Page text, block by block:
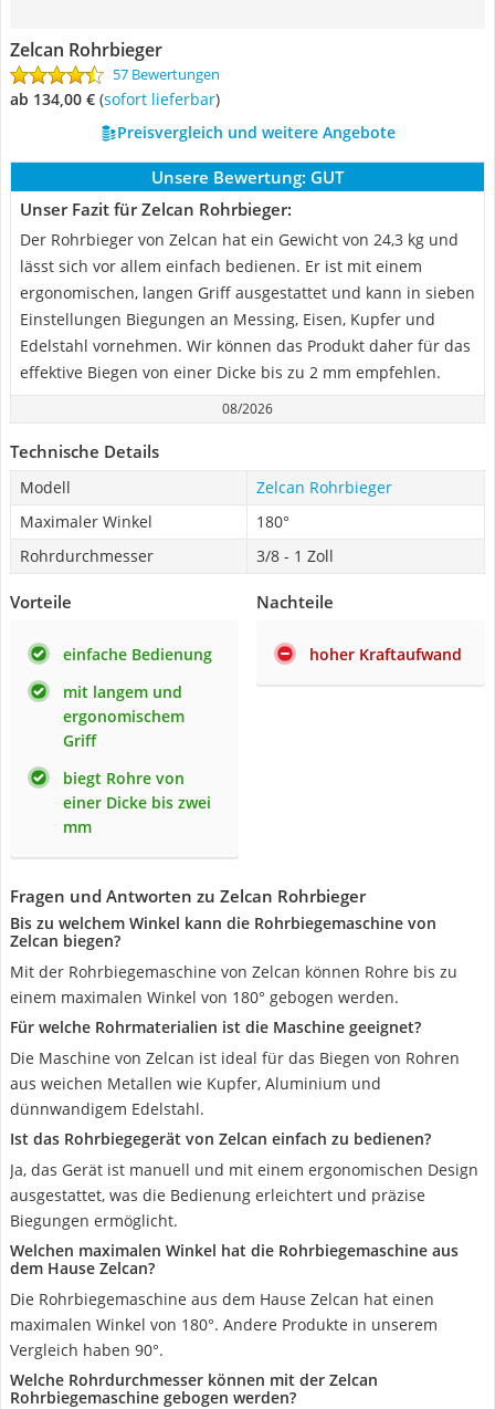
Zelcan Rohrbieger
57 Bewertungen
ab 134,00 € ( Sofort lieferbar)
Preisvergleich und weitere Angebote
Unsere Bewertung: GUT
Unser Fazit für Zelcan Rohrbieger:
Der Rohrbieger von Zelcan hat ein Gewicht von 24,3 kg und
lässt sich vor allem einfach bedienen. Er ist mit einem
ergonomischen, langen Griff ausgestattet und kann in sieben
Einstellungen Biegungen an Messing, Eisen, Kupfer und
Edelstahl vornehmen. Wir können das Produkt daher für das
effektive Biegen von einer Dicke bis zu 2 mm empfehlen.
08/2026
Technische Details
Modell
Zelcan Rohrbieger
Maximaler Winkel
180°
Rohrdurchmesser
3/8 - 1 Zoll
Vorteile
einfache Bedienung
mit langem und
ergonomischem
Griff
biegt Rohre von
einer Dicke bis zwei
mm
Nachteile
hoher Kraftaufwand
Fragen und Antworten zu Zelcan Rohrbieger
Bis zu welchem Winkel kann die Rohrbiegemaschine von
Zelcan biegen?
Mit der Rohrbiegemaschine von Zelcan können Rohre bis zu
einem maximalen Winkel von 180° gebogen werden.
Für welche Rohrmaterialien ist die Maschine geeignet?
Die Maschine von Zelcan ist ideal für das Biegen von Rohren
aus weichen Metallen wie Kupfer, Aluminium und
dünnwandigem Edelstahl.
Ist das Rohrbiegegerät von Zelcan einfach zu bedienen?
Ja, das Gerät ist manuell und mit einem ergonomischen Design
ausgestattet, was die Bedienung erleichtert und präzise
Biegungen ermöglicht.
Welchen maximalen Winkel hat die Rohrbiegemaschine aus
dem Hause Zelcan?
Die Rohrbiegemaschine aus dem Hause Zelcan hat einen
maximalen Winkel von 180°. Andere Produkte in unserem
Vergleich haben 90°.
Welche Rohrdurchmesser können mit der Zelcan
Rohrbiegemaschine gebogen werden?